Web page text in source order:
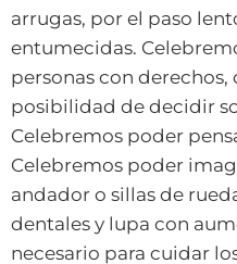
arrugas, por el paso
entumecidas.
personas con derechos,
posibilidad de decidir
Celebremos poder
Celebremos poder
andador o sillas de
dentales y lupa con
necesario para cuidar